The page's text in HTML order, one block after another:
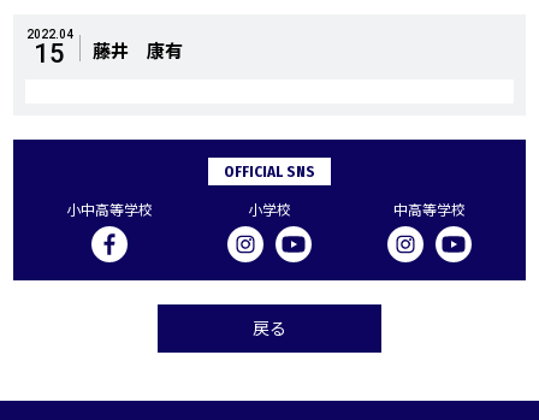
2022.04
15 藤井 康有
OFFICIAL SNS
小中高等学校 小学校 中高等学校
戻る